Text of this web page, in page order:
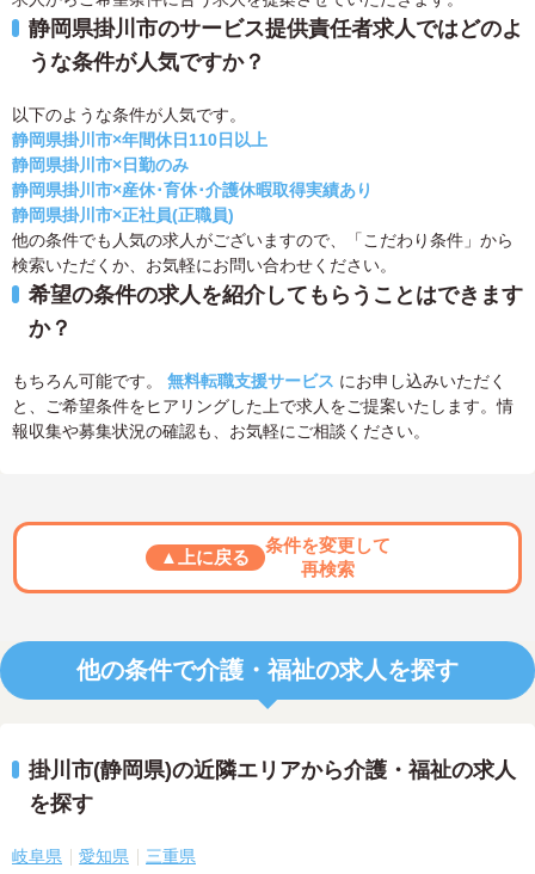
静岡県掛川市のサービス提供責任者求人ではどのよ
うな条件が人気ですか？
以下のような条件が人気です。
静岡県掛川市×年間休日110日以上
静岡県掛川市×日勤のみ
静岡県掛川市×産休･育休･介護休暇取得実績あり
静岡県掛川市×正社員(正職員)
他の条件でも人気の求人がございますので、「こだわり条件」から
検索いただくか、お気軽にお問い合わせください。
希望の条件の求人を紹介してもらうことはできます
か？
もちろん可能です。 無料転職支援サービス にお申し込みいただく
と、ご希望条件をヒアリングした上で求人をご提案いたします。情
報収集や募集状況の確認も、お気軽にご相談ください。
▲上に戻る
条件を変更して
再検索
他の条件で介護・福祉の求人を探す
掛川市(静岡県)の近隣エリアから介護・福祉の求人
を探す
岐阜県 愛知県 三重県